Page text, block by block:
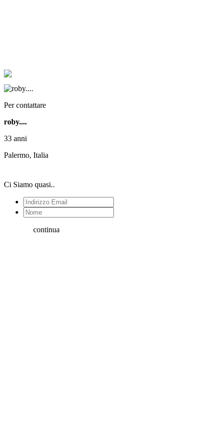
Per contattare
roby....
33 anni
Palermo, Italia
Ci Siamo quasi..
continua